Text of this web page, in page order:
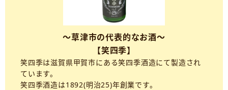
～草津市の代表的なお酒～
【笑四季】
笑四季は滋賀県甲賀市にある笑四季酒造にて製造され
ています。
笑四季酒造は1892(明治25)年創業です。